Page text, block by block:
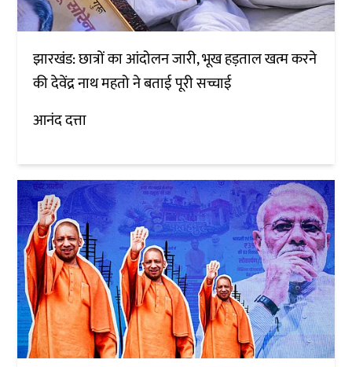
झारखंड: छात्रों का आंदोलन जारी, भूख हड़ताल खत्म करने
की देवेंद्र नाथ महतो ने बताई पूरी सच्चाई
आनंद दत्ता